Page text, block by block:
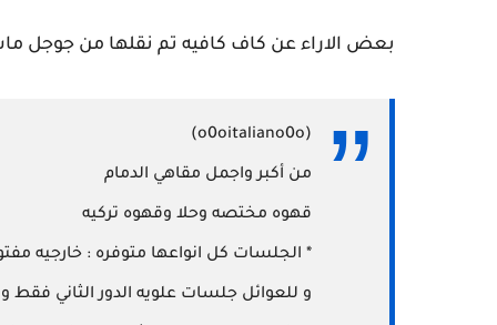
بعض الاراء عن كاف كافيه تم نقلها من جوجل
(o0oitaliano0o)
من أكبر واجمل مقاهي الدمام
قهوه مختصه وحلا وقهوه تركيه
* الجلسات كل انواعها متوفره : خارجيه
و للعوائل جلسات علويه الدور الثاني